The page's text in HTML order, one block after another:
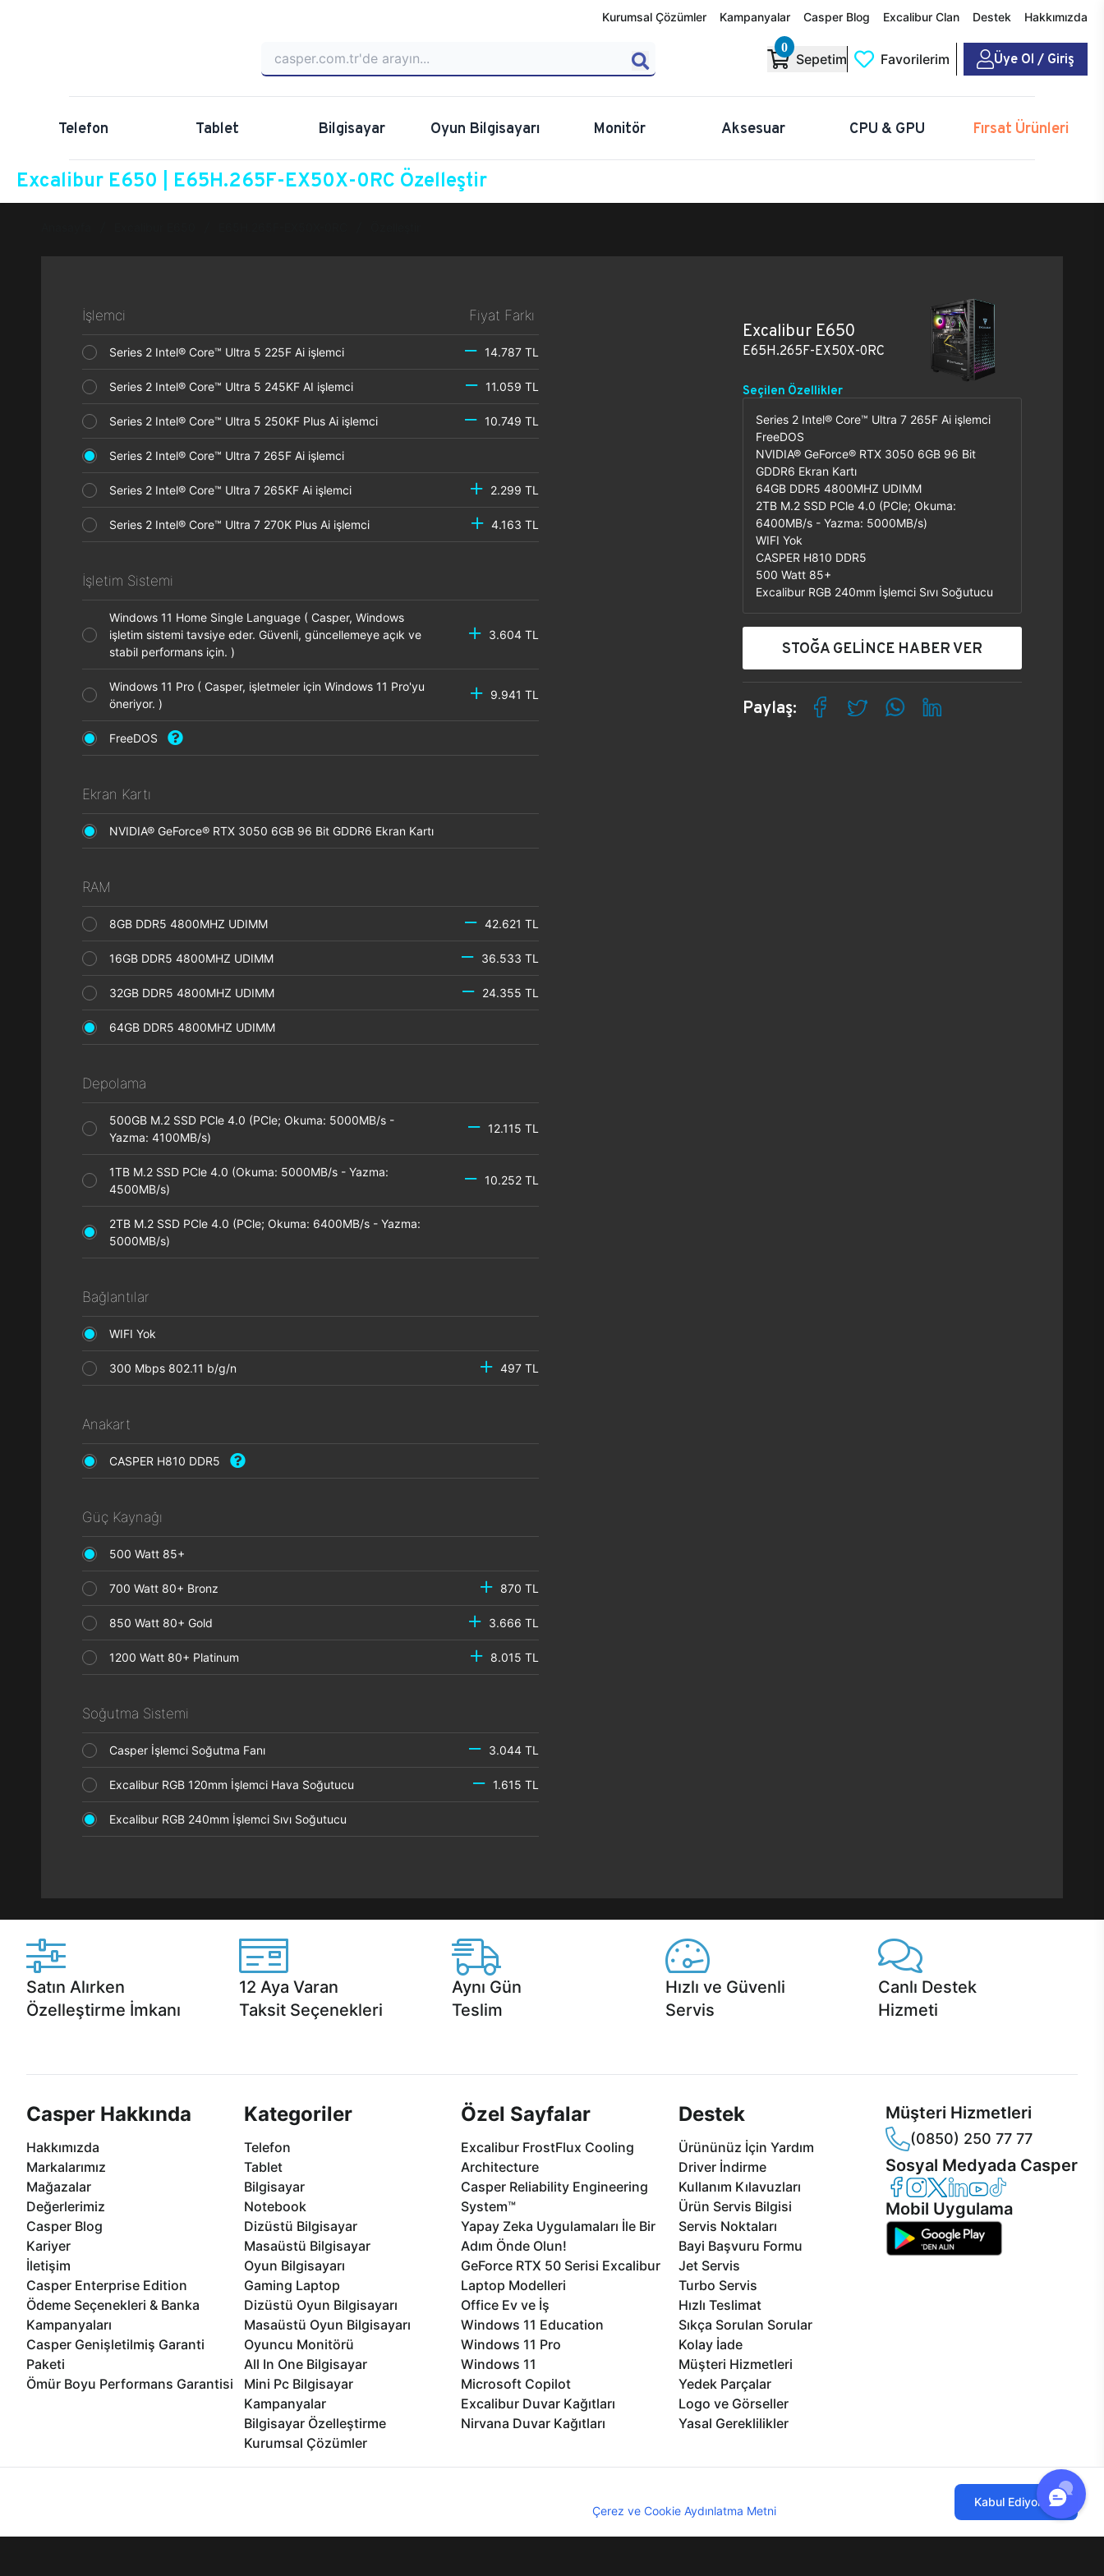
Kurumsal Çözümler Kampanyalar Casper Blog Excalibur Clan Destek Hakkımızda
0
Sepetim Favorilerim Üye Ol / Giriş
Telefon Tablet Bilgisayar Oyun Bilgisayarı Monitör Aksesuar CPU & GPU Fırsat Ürünleri
Excalibur E650 | E65H.265F-EX50X-0RC Özelleştir
İşlemci Fiyat Farkı
Series 2 Intel® Core™ Ultra 5 225F Ai işlemci 14.787 TL
Series 2 Intel® Core™ Ultra 5 245KF AI işlemci 11.059 TL
Series 2 Intel® Core™ Ultra 5 250KF Plus Ai işlemci 10.749 TL
Series 2 Intel® Core™ Ultra 7 265F Ai işlemci
Series 2 Intel® Core™ Ultra 7 265KF Ai işlemci 2.299 TL
Series 2 Intel® Core™ Ultra 7 270K Plus Ai işlemci 4.163 TL
İşletim Sistemi
Windows 11 Home Single Language ( Casper, Windows
işletim sistemi tavsiye eder. Güvenli, güncellemeye açık ve
stabil performans için. )
3.604 TL
Windows 11 Pro ( Casper, işletmeler için Windows 11 Pro'yu
öneriyor. )
9.941 TL
FreeDOS
Ekran Kartı
NVIDIA® GeForce® RTX 3050 6GB 96 Bit GDDR6 Ekran Kartı
RAM
8GB DDR5 4800MHZ UDIMM 42.621 TL
16GB DDR5 4800MHZ UDIMM 36.533 TL
32GB DDR5 4800MHZ UDIMM 24.355 TL
64GB DDR5 4800MHZ UDIMM
Depolama
500GB M.2 SSD PCle 4.0 (PCle; Okuma: 5000MB/s -
Yazma: 4100MB/s)
12.115 TL
1TB M.2 SSD PCle 4.0 (Okuma: 5000MB/s - Yazma:
4500MB/s)
10.252 TL
2TB M.2 SSD PCle 4.0 (PCle; Okuma: 6400MB/s - Yazma:
5000MB/s)
Bağlantılar
WIFI Yok
300 Mbps 802.11 b/g/n 497 TL
Anakart
CASPER H810 DDR5
Güç Kaynağı
500 Watt 85+
700 Watt 80+ Bronz 870 TL
850 Watt 80+ Gold 3.666 TL
1200 Watt 80+ Platinum 8.015 TL
Soğutma Sistemi
Casper İşlemci Soğutma Fanı 3.044 TL
Excalibur RGB 120mm İşlemci Hava Soğutucu 1.615 TL
Excalibur RGB 240mm İşlemci Sıvı Soğutucu
Excalibur E650
E65H.265F-EX50X-0RC
Seçilen Özellikler
Series 2 Intel® Core™ Ultra 7 265F Ai işlemci
FreeDOS
NVIDIA® GeForce® RTX 3050 6GB 96 Bit
GDDR6 Ekran Kartı
64GB DDR5 4800MHZ UDIMM
2TB M.2 SSD PCle 4.0 (PCle; Okuma:
6400MB/s - Yazma: 5000MB/s)
WIFI Yok
CASPER H810 DDR5
500 Watt 85+
Excalibur RGB 240mm İşlemci Sıvı Soğutucu
STOĞA GELİNCE HABER VER
Paylaş:
Satın Alırken
Özelleştirme İmkanı
12 Aya Varan
Taksit Seçenekleri
Aynı Gün
Teslim
Hızlı ve Güvenli
Servis
Canlı Destek
Hizmeti
Casper Hakkında
Hakkımızda
Markalarımız
Mağazalar
Değerlerimiz
Casper Blog
Kariyer
İletişim
Casper Enterprise Edition
Ödeme Seçenekleri & Banka
Kampanyaları
Casper Genişletilmiş Garanti
Paketi
Ömür Boyu Performans Garantisi
Kategoriler
Telefon
Tablet
Bilgisayar
Notebook
Dizüstü Bilgisayar
Masaüstü Bilgisayar
Oyun Bilgisayarı
Gaming Laptop
Dizüstü Oyun Bilgisayarı
Masaüstü Oyun Bilgisayarı
Oyuncu Monitörü
All In One Bilgisayar
Mini Pc Bilgisayar
Kampanyalar
Bilgisayar Özelleştirme
Kurumsal Çözümler
Özel Sayfalar
Excalibur FrostFlux Cooling
Architecture
Casper Reliability Engineering
System™
Yapay Zeka Uygulamaları İle Bir
Adım Önde Olun!
GeForce RTX 50 Serisi Excalibur
Laptop Modelleri
Office Ev ve İş
Windows 11 Education
Windows 11 Pro
Windows 11
Microsoft Copilot
Excalibur Duvar Kağıtları
Nirvana Duvar Kağıtları
Destek
Ürününüz İçin Yardım
Driver İndirme
Kullanım Kılavuzları
Ürün Servis Bilgisi
Servis Noktaları
Bayi Başvuru Formu
Jet Servis
Turbo Servis
Hızlı Teslimat
Sıkça Sorulan Sorular
Kolay İade
Müşteri Hizmetleri
Yedek Parçalar
Logo ve Görseller
Yasal Gereklilikler
Müşteri Hizmetleri
(0850) 250 77 77
Sosyal Medyada Casper
Casper Facebook
Casper Instagram
Casper Twitter
Casper LinkedIn
Casper YouTube
Casper TikTok
Mobil Uygulama
Çerez PolitikasıBilgi GüvenliğiBilgi Toplumu Hizmetleri Mesafeli Satış Sözleşmesi Aydınlatma Metni
Çerez ve Cookie Aydınlatma Metni
Kabul Ediyorum